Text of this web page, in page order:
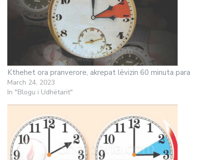
Kthehet ora pranverore, akrepat lëvizin 60 minuta para
March 24, 2023
In "Blogu i Udhëtarit"